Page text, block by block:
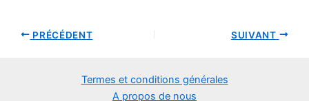
PRÉCÉDENT SUIVANT
Termes et conditions générales
A propos de nous